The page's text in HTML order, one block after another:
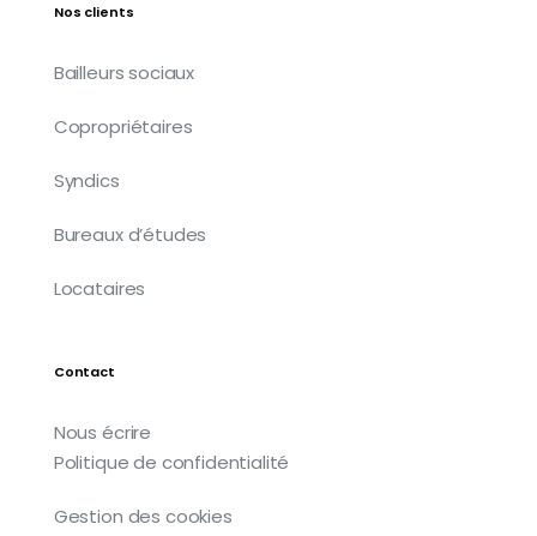
Nos clients
Bailleurs sociaux
Copropriétaires
Syndics
Bureaux d’études
Locataires
Contact
Nous écrire
Politique de confidentialité
Gestion des cookies